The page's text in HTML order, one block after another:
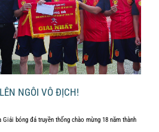
NGÔI VÔ ĐỊCH!
bóng đá truyền thống chào mừng 18 năm thành